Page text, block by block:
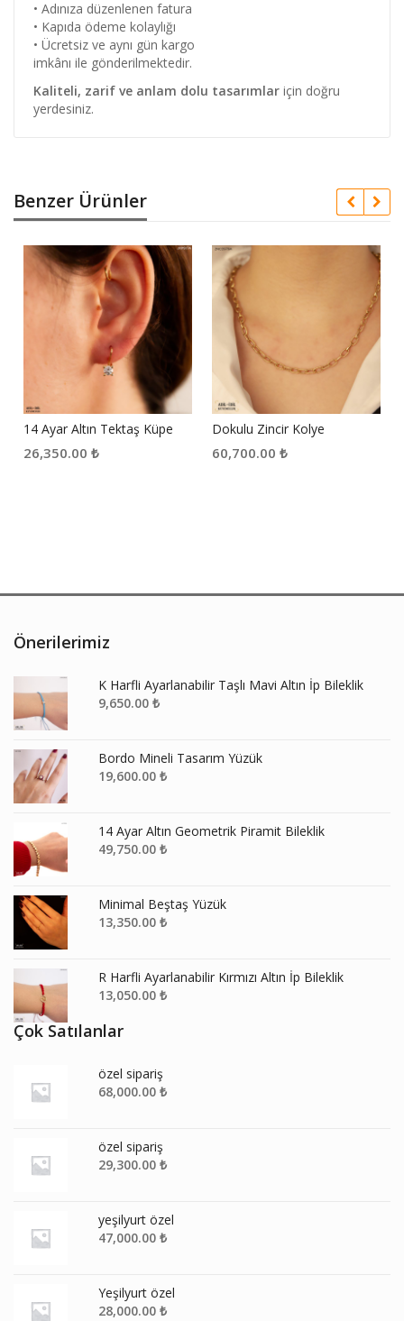
• Adınıza düzenlenen fatura
• Kapıda ödeme kolaylığı
• Ücretsiz ve aynı gün kargo
imkânı ile gönderilmektedir.
Kaliteli, zarif ve anlam dolu tasarımlar için doğru
yerdesiniz.
Benzer Ürünler
14 Ayar Altın Tektaş Küpe
26,350.00 ₺
Dokulu Zincir Kolye
60,700.00 ₺
Önerilerimiz
K Harfli Ayarlanabilir Taşlı Mavi Altın İp Bileklik
9,650.00 ₺
Bordo Mineli Tasarım Yüzük
19,600.00 ₺
14 Ayar Altın Geometrik Piramit Bileklik
49,750.00 ₺
Minimal Beştaş Yüzük
13,350.00 ₺
R Harfli Ayarlanabilir Kırmızı Altın İp Bileklik
13,050.00 ₺
Çok Satılanlar
özel sipariş
68,000.00 ₺
özel sipariş
29,300.00 ₺
yeşilyurt özel
47,000.00 ₺
Yeşilyurt özel
28,000.00 ₺